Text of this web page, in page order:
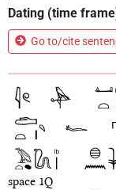
Dating (time
Go to/cite
space 1Q